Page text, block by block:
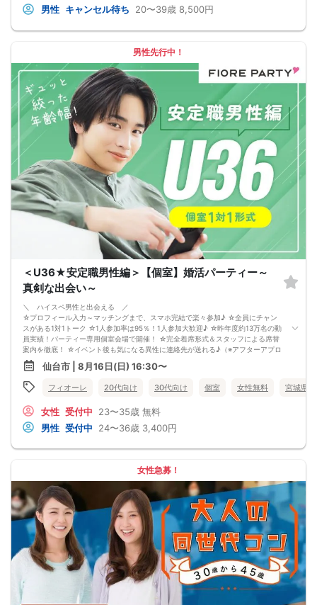
プロフィールカードを活用し、「はじめまして」から会話を楽しみましょう。
★完全着席型・連絡先交換は自由★
換ができなかった」なんてことはありません。
（連絡先交換は席替え時間までに円滑に行ってください）
---------------------------
【お客様へのお願い】
1. ２名様以上でのご参加は必ず同性同士でお申し込みください。
2. 服装の指定はございません。多くのお客様はカジュアルな格好でおこしになら
れています。
3. 開催判断はイベント前日の時点で男性３名・女性３名以上のお申し込みからに
なりますが、当日に参加者のキャンセルで比率が崩れた場合や開催判断人数を下
回った場合、一切返金などの保証はいたしませんのでご了承ください。
4. イベントページ内の「お申し込み状況」等はキャンセルなどで当日の参加人
数、男女比率と異なる可能性がございます。
5. 当日は店舗の外ではなく店舗内で受付いたします。店内に入り店員に「街コン
で来た」旨をお伝えください。
6. お釣りの用意はございませんので、出ないようにご準備お願いします。
7. 当日は年齢確認のできる身分証をお持ちください。イベントの対象年齢でない
ことが発覚した場合、参加費を全額徴収し返金はいたしかねます。
8. 15分以上の遅刻はキャンセルとみなす可能性があります。
9. 当日受付にお越しになってからのキャンセル、途中キャンセルは出来ません。
10. イベント中止に伴うユーザーへの返金額は、チケット代金となり、交通費、宿
泊費、通信費等の返金は行いません。
11. 領収書の発行はいたしかねます。
お申し込みが完了した時点で上記すべての事項に同意したと判断いたします。
8/16(日)20-39アニメ好きコン仙台
男性 キャンセル待ち 20〜39歳 8,500円
男性先行中！
＜U36★安定職男性編＞【個室】婚活パーティー～
真剣な出会い～
＼ ハイスペ男性と出会える ／
☆プロフィール入力～マッチングまで、スマホ完結で楽々参加♪ ☆全員にチャン
スがある1対1トーク ☆1人参加率は95％！1人参加大歓迎♪ ☆昨年度約13万名の動
員実績！パーティー専用個室会場で開催！ ☆完全着席形式＆スタッフによる席替
案内を徹底！ ☆イベント後も気になる異性に連絡先が送れる♪（※アフターアプロ
ーチ機能） スタッフが最初から最後まで進行するので、フリータイムで放置され
て人気の方と一度もお話できずに気が付いたらイベント終了・・・ということは
一切ありません！ 持ち物について ・ご本人様確認書類（無い場合はキャンセル扱
いとなります） ・最新版Google Chromeか最新版Safariを使用可能なスマホ （こ
上、カードスタイルに切り替えて催行する場合がございます。） ・なるべくお釣
銭がでないようご用意いただけますと幸いです。 ※集客状況に応じてサムネイル
等が変更になる場合がございます。 参加年齢と参加条件は変更されませんのでご
仙台市 | 8月16日(日) 16:30〜
フィオーレ 20代向け 30代向け 個室 女性無料 宮城県
女性 受付中 23〜35歳 無料
男性 受付中 24〜36歳 3,400円
女性急募！